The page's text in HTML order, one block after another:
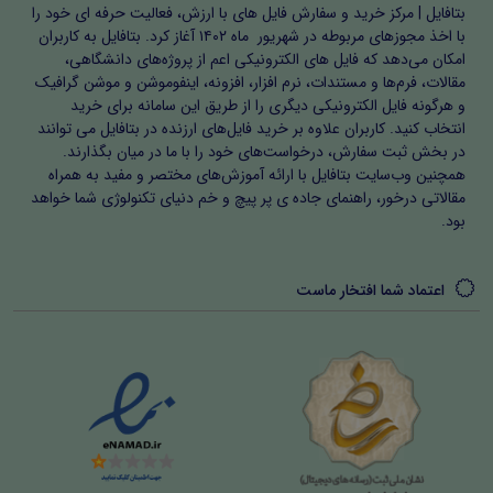
در این بخش، گزارش روایی از اجرای طرح، ارزیابی مستمر،
بازخورد دانش‌آموزان و خودارزیابی معلم یا پژوهشگر ارائه شده
است. این بخش اهمیت می‌دهد که اقدام پژوهی یک فرآیند
زنده و مستمر است و صرفاً یک گزارش نیست. دانشجویان
آموزش و پرورش و فرهنگیان با استفاده از این روش می‌توانند
پیشرفت دانش‌آموزان را مشاهده کنند و بر اساس آن
بازنگری‌ها و اصلاحات لازم را انجام دهند.
اهمیت و سبک اقدام پژوهی
تمامی روش‌ها و سبک‌های ارائه شده بر اساس اصول اقدام
پژوهی طراحی شده است. استفاده از تدریس فعال، بازی‌محور،
ابزار کمک‌آموزشی، فناوری آموزشی و مشارکت والدین، امکان
یادگیری عمیق و مؤثر را فراهم می‌کند. دسته‌بندی فصل‌ها و
زیرعنوان‌ها مسیر منطقی پژوهش را نشان می‌دهد و معلمان و
بتافایل | مرکز خرید و سفارش فایل های با ارزش، فعالیت حرفه ای خود را
با اخذ مجوزهای مربوطه در شهریور ماه ۱۴۰۲ آغاز کرد. بتافایل به کاربران
امکان می‌دهد که فایل های الکترونیکی اعم از پروژه‌های دانشگاهی،
مقالات، فرم‌ها و مستندات، نرم افزار، افزونه، اینفوموشن و موشن گرافیک
و هرگونه فایل الکترونیکی دیگری را از طریق این سامانه برای خرید
انتخاب کنید. کاربران علاوه بر خرید فایل‌های ارزنده در بتافایل می توانند
در بخش ثبت سفارش، درخواست‌های خود را با ما در میان بگذارند.
همچنین وب‌سایت بتافایل با ارائه آموزش‌های مختصر و مفید به همراه
مقالاتی درخور، راهنمای جاده ی پر پیچ و خم دنیای تکنولوژی شما خواهد
بود.
اعتماد شما افتخار ماست